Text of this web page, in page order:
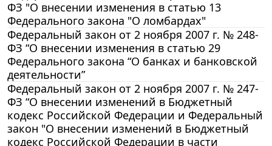
ФЗ "О внесении изменения в статью 13
Федерального закона "О ломбардах"
Федеральный закон от 2 ноября 2007 г. № 248-
ФЗ “О внесении изменения в статью 29
Федерального закона “О банках и банковской
деятельности”
Федеральный закон от 2 ноября 2007 г. № 247-
ФЗ “О внесении изменений в Бюджетный
кодекс Российской Федерации и Федеральный
закон "О внесении изменений в Бюджетный
кодекс Российской Федерации в части